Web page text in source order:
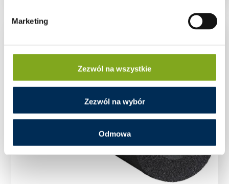
Marketing
Zezwól na wszystkie
Zezwól na wybór
Odmowa